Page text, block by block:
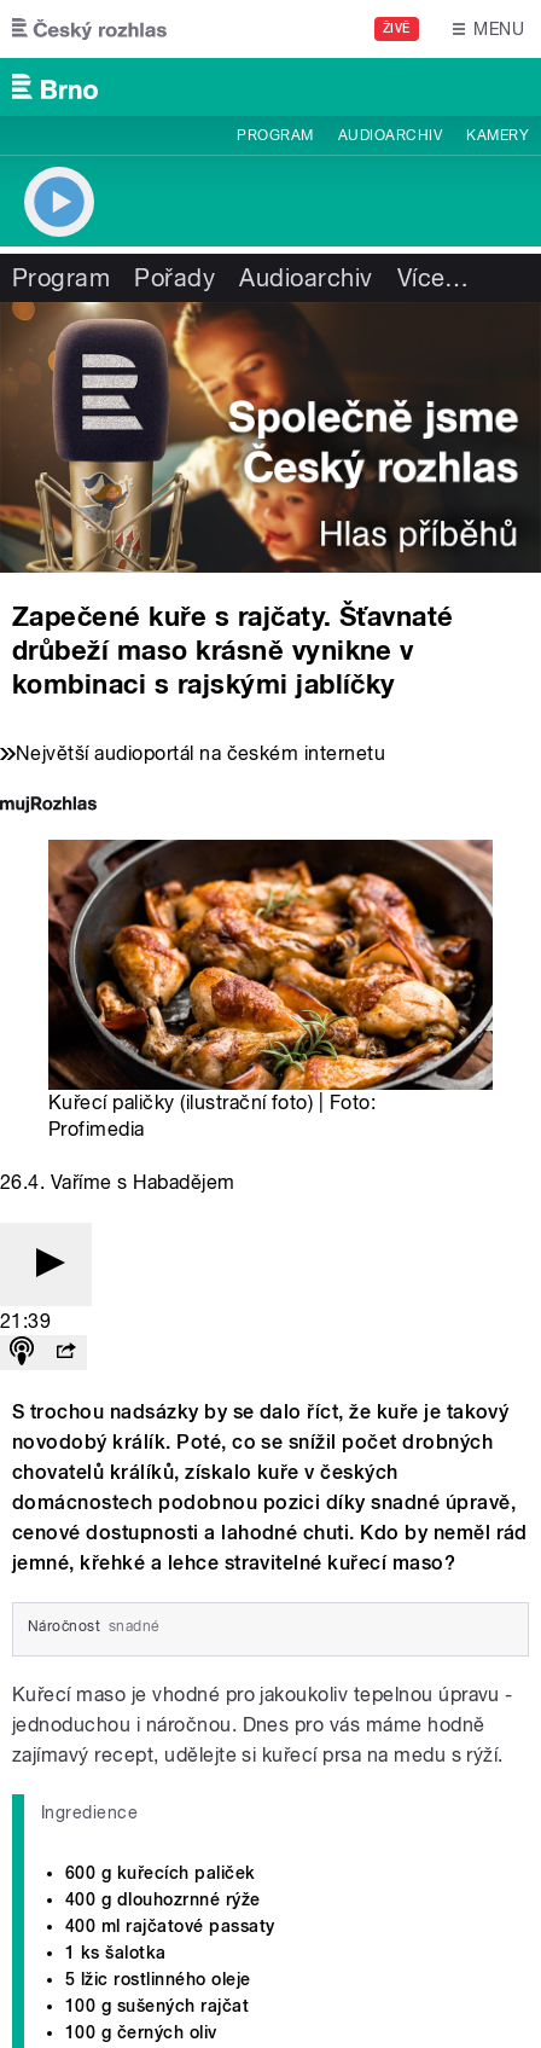
Přejít k hlavnímu obsahu
ŽIVĚ MENU
PROGRAM AUDIOARCHIV KAMERY
Program Pořady Audioarchiv Více…
Zapečené kuře s rajčaty. Šťavnaté
drůbeží maso krásně vynikne v
kombinaci s rajskými jablíčky
Největší audioportál na českém internetu
Kuřecí paličky (ilustrační foto) | Foto:
Profimedia
26.4. Vaříme s Habadějem
21:39
S trochou nadsázky by se dalo říct, že kuře je takový
novodobý králík. Poté, co se snížil počet drobných
chovatelů králíků, získalo kuře v českých
domácnostech podobnou pozici díky snadné úpravě,
cenové dostupnosti a lahodné chuti. Kdo by neměl rád
jemné, křehké a lehce stravitelné kuřecí maso?
Náročnost snadné
Kuřecí maso je vhodné pro jakoukoliv tepelnou úpravu -
jednoduchou i náročnou. Dnes pro vás máme hodně
zajímavý recept, udělejte si kuřecí prsa na medu s rýží.
Ingredience
600 g kuřecích paliček
400 g dlouhozrnné rýže
400 ml rajčatové passaty
1 ks šalotka
5 lžic rostlinného oleje
100 g sušených rajčat
100 g černých oliv